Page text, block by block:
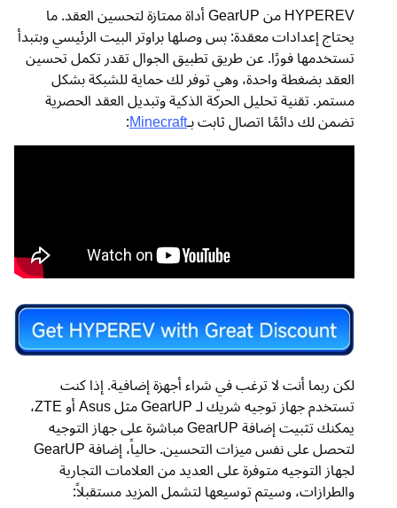
HYPEREV من GearUP أداة ممتازة لتحسين العقد. ما
يحتاج إعدادات معقدة: بس وصلها براوتر البيت الرئيسي وبتبدأ
تستخدمها فورًا. عن طريق تطبيق الجوال تقدر تكمل تحسين
العقد بضغطة واحدة، وهي توفر لك حماية للشبكة بشكل
مستمر. تقنية تحليل الحركة الذكية وتبديل العقد الحصرية
تضمن لك دائمًا اتصال ثابت بـMinecraft
:
لكن ربما أنت لا ترغب في شراء أجهزة إضافية. إذا كنت
تستخدم جهاز توجيه شريك لـ GearUP مثل Asus أو ZTE،
يمكنك تثبيت إضافة GearUP مباشرة على جهاز التوجيه
لتحصل على نفس ميزات التحسين. حالياً، إضافة GearUP
لجهاز التوجيه متوفرة على العديد من العلامات التجارية
والطرازات، وسيتم توسيعها لتشمل المزيد مستقبلاً: